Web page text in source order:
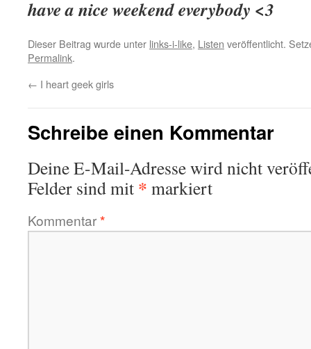
have a nice weekend everybody <3
Dieser Beitrag wurde unter links-i-like, Listen veröffentlicht.
Permalink.
← I heart geek girls
Schreibe einen Kommentar
Deine E-Mail-Adresse wird nicht
Felder sind mit * markiert
Kommentar*